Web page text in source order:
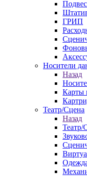
ГРИП
Носители
Назад
Карты
Театр/Сцена
Назад
Театр/